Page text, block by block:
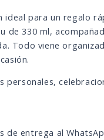
ideal para un regalo
de 330 ml,
Todo viene
personales,
de entrega al